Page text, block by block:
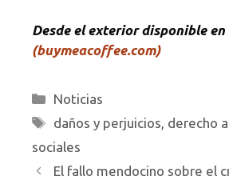
Desde el exterior disponible en
(buymeacoffee.com)
Categorías
Noticias
Etiquetas
daños y perjuicios, derecho
sociales
El fallo mendocino sobre el